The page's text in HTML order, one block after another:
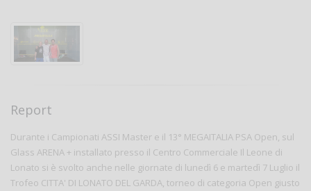
Report
Durante i Campionati ASSI Master e il 13° MEGAITALIA PSA Open, sul
Glass ARENA + installato presso il Centro Commerciale Il Leone di
Lonato si è svolto anche nelle giornate di lunedì 6 e martedì 7 Luglio il
Trofeo CITTA' DI LONATO DEL GARDA, torneo di categoria Open giusto